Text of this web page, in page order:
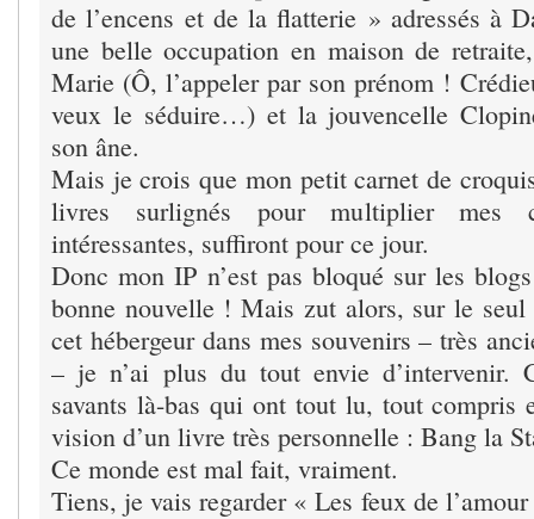
de l’encens et de la flatterie » adressés à
une belle occupation en maison de
Marie (Ô, l’appeler par son prénom !
veux le séduire…) et la jouvencelle
son âne.
Mais je crois que mon petit carnet de
livres surlignés pour multiplier mes
intéressantes, suffiront pour ce jour.
Donc mon IP n’est pas bloqué sur les
bonne nouvelle ! Mais zut alors, sur le seul
cet hébergeur dans mes souvenirs – très
– je n’ai plus du tout envie d’intervenir.
savants là-bas qui ont tout lu, tout compris
vision d’un livre très personnelle : Bang la
Ce monde est mal fait, vraiment.
Tiens, je vais regarder « Les feux de